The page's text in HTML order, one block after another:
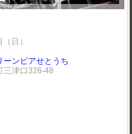
日）
ーンピアせとうち
三津口326-48